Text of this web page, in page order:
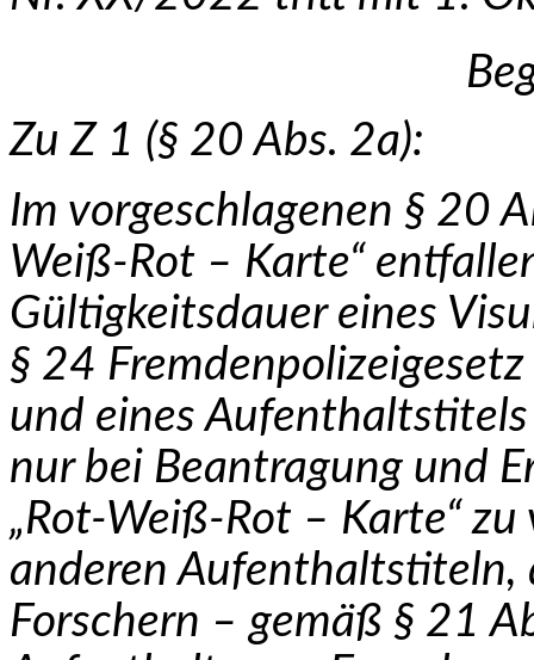
Zu Z 1 (§ 20 Abs. 2a):
Im vorgeschlagenen § 20
Weiß-Rot – Karte“
Gültigkeitsdauer eines
§ 24
und eines
nur bei Beantragung und
„Rot-Weiß-Rot – Karte“
anderen Aufenthaltstiteln,
Forschern – gemäß § 21